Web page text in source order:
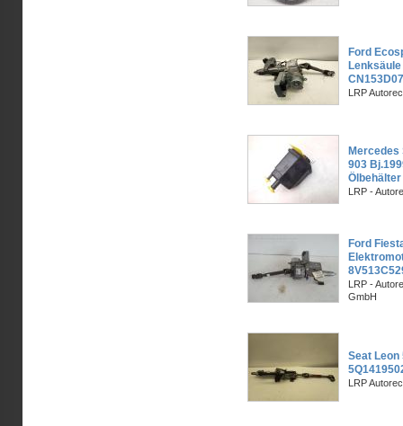
Ford
LRP
Mercedes
903
Ölbehälter
LRP -
Ford
LRP -
GmbH
Seat Leon
LRP